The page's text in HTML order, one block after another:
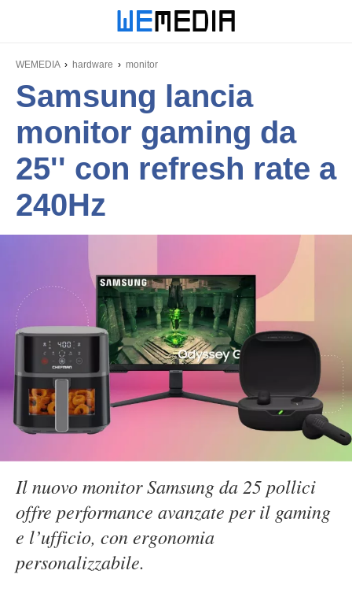
WEMEDIA hardware monitor
Samsung lancia
monitor gaming da
25'' con refresh rate a
240Hz
Il nuovo monitor Samsung da 25 pollici
offre performance avanzate per il gaming
e l’ufficio, con ergonomia
personalizzabile.